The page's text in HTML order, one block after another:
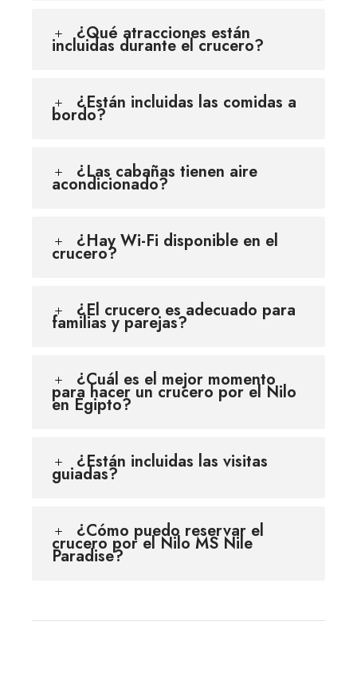
¿Qué atracciones están
incluidas durante el crucero?
¿Están incluidas las comidas a
bordo?
¿Las cabañas tienen aire
acondicionado?
¿Hay Wi-Fi disponible en el
crucero?
¿El crucero es adecuado para
familias y parejas?
¿Cuál es el mejor momento
para hacer un crucero por el Nilo
en Egipto?
¿Están incluidas las visitas
guiadas?
¿Cómo puedo reservar el
crucero por el Nilo MS Nile
Paradise?